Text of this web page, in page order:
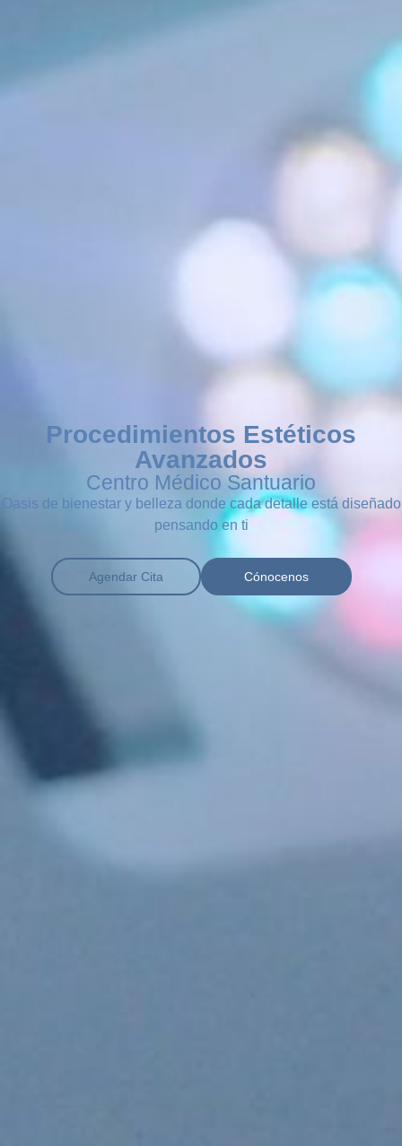
Procedimientos Estéticos
Avanzados
Centro Médico Santuario
Oasis de bienestar y belleza donde cada detalle está diseñado
pensando en ti
Agendar Cita Cónocenos